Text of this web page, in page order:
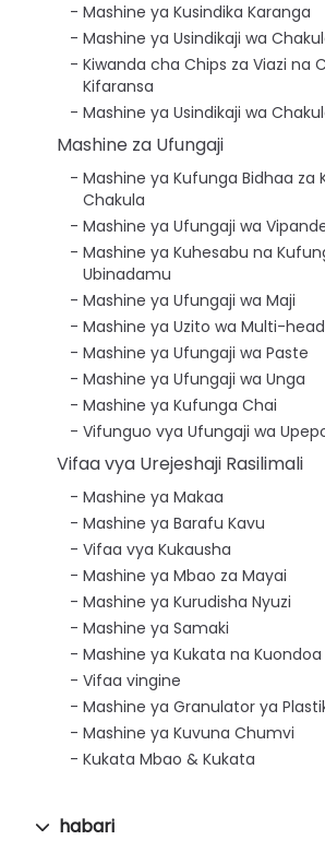
Mashine ya Kusindika Karanga
Mashine ya Usindikaji wa
Kiwanda cha Chips za Viazi na
Kifaransa
Mashine ya Usindikaji wa
Mashine za Ufungaji
Mashine ya Kufunga Bidhaa za
Chakula
Mashine ya Ufungaji wa
Mashine ya Kuhesabu na
Ubinadamu
Mashine ya Ufungaji wa Maji
Mashine ya Uzito wa Multi-head
Mashine ya Ufungaji wa Paste
Mashine ya Ufungaji wa Unga
Mashine ya Kufunga Chai
Vifunguo vya Ufungaji wa
Vifaa vya Urejeshaji Rasilimali
Mashine ya Makaa
Mashine ya Barafu Kavu
Vifaa vya Kukausha
Mashine ya Mbao za Mayai
Mashine ya Kurudisha Nyuzi
Mashine ya Samaki
Mashine ya Kukata na
Vifaa vingine
Mashine ya Granulator ya
Mashine ya Kuvuna Chumvi
Kukata Mbao & Kukata
habari